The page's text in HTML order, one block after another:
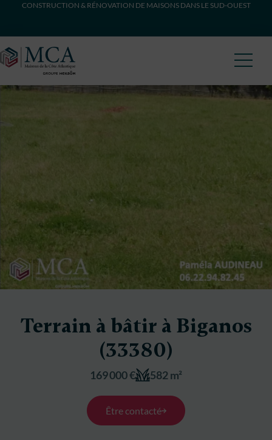
CONSTRUCTION & RÉNOVATION DE MAISONS DANS LE SUD-OUEST
Terrain à bâtir à Biganos
(33380)
169 000 € 582 m²
Être contacté